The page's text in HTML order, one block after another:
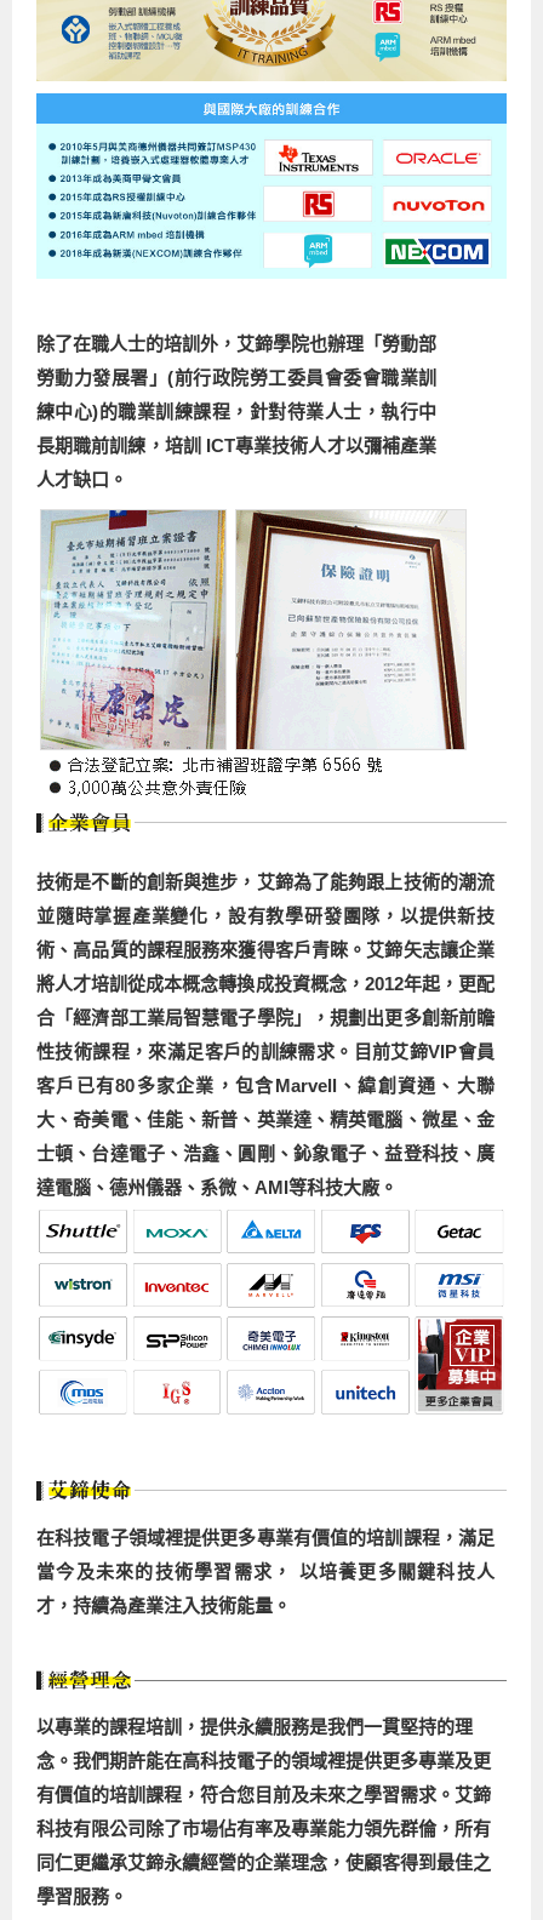
Python程式設計(舊)
APCS寒暑假程式檢定班
Java 物件導向程式
NFC無線通訊設計實作班
物聯網Web整合應用實作班
AIoT人工智慧與物聯網實戰人才就業班
AI智能醫療電子產品開發人才就業班
物聯網韌體工程師人才養成班
物聯網平台開發人才養成班(政府+企業雙重補助)
物聯網平台開發人才養成班
實體課程總覽
OpenVINO邊緣運算實務
iPAS巨量資料分析師考照班
除了在職人士的培訓外，艾鍗學院也辦理「勞動部
勞動力發展署」(前行政院勞工委員會委會職業訓
練中心)的職業訓練課程，針對待業人士，執行中
長期職前訓練，培訓 ICT專業技術人才以彌補產業
人才缺口。
技術是不斷的創新與進步，艾鍗為了能夠跟上技術的潮流
並隨時掌握產業變化，設有教學研發團隊，以提供新技
術、高品質的課程服務來獲得客戶青睞。艾鍗矢志讓企業
將人才培訓從成本概念轉換成投資概念，2012年起，更配
合「經濟部工業局智慧電子學院」，規劃出更多創新前瞻
性技術課程，來滿足客戶的訓練需求。目前艾鍗VIP會員
客戶已有80多家企業，包含Marvell、緯創資通、大聯
大、奇美電、佳能、新普、英業達、精英電腦、微星、金
士頓、台達電子、浩鑫、圓剛、鈊象電子、益登科技、廣
達電腦、德州儀器、系微、AMI等科技大廠。
在科技電子領域裡提供更多專業有價值的培訓課程，滿足
當今及未來的技術學習需求， 以培養更多關鍵科技人
才，持續為產業注入技術能量。
以專業的課程培訓，提供永續服務是我們一貫堅持的理
念。我們期許能在高科技電子的領域裡提供更多專業及更
有價值的培訓課程，符合您目前及未來之學習需求。艾鍗
科技有限公司除了市場佔有率及專業能力領先群倫，所有
同仁更繼承艾鍗永續經營的企業理念，使顧客得到最佳之
學習服務。